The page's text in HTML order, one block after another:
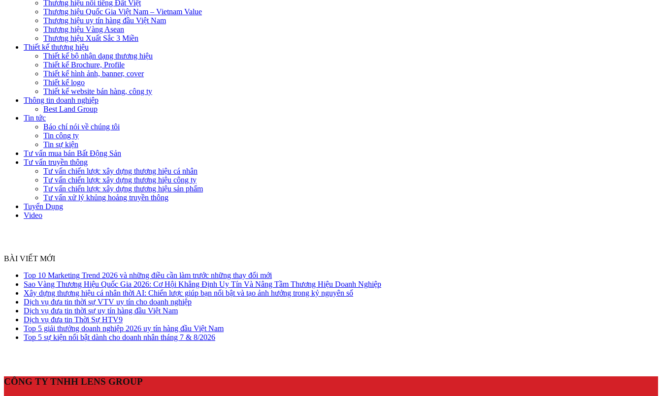
Thương hiệu nổi tiếng Đất Việt
Thương hiệu Quốc Gia Việt Nam – Vietnam Value
Thương hiệu uy tín hàng đầu Việt Nam
Thương hiệu Vàng Asean
Thương hiệu Xuất Sắc 3 Miền
Thiết kế thương hiệu
Thiết kế bộ nhận dạng thương hiệu
Thiết kế Brochure, Profile
Thiết kế hình ảnh, banner, cover
Thiết kế logo
Thiết kế website bán hàng, công ty
Thông tin doanh nghiệp
Best Land Group
Tin tức
Báo chí nói về chúng tôi
Tin công ty
Tin sự kiện
Tư vấn mua bán Bất Động Sản
Tư vấn truyền thông
Tư vấn chiến lược xây dựng thương hiệu cá nhân
Tư vấn chiến lược xây dựng thương hiệu công ty
Tư vấn chiến lược xây dựng thương hiệu sản phẩm
Tư vấn xử lý khủng hoảng truyền thông
Tuyển Dụng
Video
BÀI VIẾT MỚI
Top 10 Marketing Trend 2026 và những điều cần làm trước những thay đổi mới
Sao Vàng Thương Hiệu Quốc Gia 2026: Cơ Hội Khẳng Định Uy Tín Và Nâng Tầm Thương Hiệu Doanh Nghiệp
Xây dựng thương hiệu cá nhân thời AI: Chiến lược giúp bạn nổi bật và tạo ảnh hưởng trong kỷ nguyên số
Dịch vụ đưa tin thời sự VTV uy tín cho doanh nghiệp
Dịch vụ đưa tin thời sự uy tín hàng đầu Việt Nam
Dịch vụ đưa tin Thời Sự HTV9
Top 5 giải thưởng doanh nghiệp 2026 uy tín hàng đầu Việt Nam
Top 5 sự kiện nổi bật dành cho doanh nhân tháng 7 & 8/2026
CÔNG TY TNHH LENS GROUP